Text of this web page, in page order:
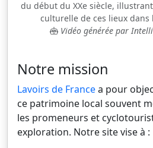
du début du XXe siècle,
culturelle de ces lieux
Vidéo générée par
Notre mission
Lavoirs de Francea pour
ce patrimoine local souvent
les promeneurs et
exploration. Notre site vise à :